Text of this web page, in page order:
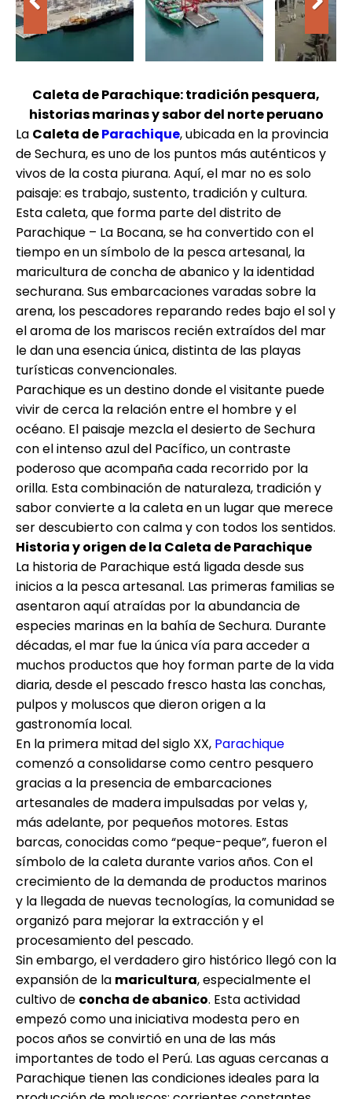
Caleta de Parachique: tradición pesquera,
historias marinas y sabor del norte peruano
La Caleta deParachique, ubicada en la provincia
de Sechura, es uno de los puntos más auténticos y
vivos de la costa piurana. Aquí, el mar no es solo
paisaje: es trabajo, sustento, tradición y cultura.
Esta caleta, que forma parte del distrito de
Parachique – La Bocana, se ha convertido con el
tiempo en un símbolo de la pesca artesanal, la
maricultura de concha de abanico y la identidad
sechurana. Sus embarcaciones varadas sobre la
arena, los pescadores reparando redes bajo el sol y
el aroma de los mariscos recién extraídos del mar
le dan una esencia única, distinta de las playas
turísticas convencionales.
Parachique es un destino donde el visitante puede
vivir de cerca la relación entre el hombre y el
océano. El paisaje mezcla el desierto de Sechura
con el intenso azul del Pacífico, un contraste
poderoso que acompaña cada recorrido por la
orilla. Esta combinación de naturaleza, tradición y
sabor convierte a la caleta en un lugar que merece
ser descubierto con calma y con todos los sentidos.
Historia y origen de la Caleta de Parachique
La historia de Parachique está ligada desde sus
inicios a la pesca artesanal. Las primeras familias se
asentaron aquí atraídas por la abundancia de
especies marinas en la bahía de Sechura. Durante
décadas, el mar fue la única vía para acceder a
muchos productos que hoy forman parte de la vida
diaria, desde el pescado fresco hasta las conchas,
pulpos y moluscos que dieron origen a la
gastronomía local.
En la primera mitad del siglo XX, Parachique
comenzó a consolidarse como centro pesquero
gracias a la presencia de embarcaciones
artesanales de madera impulsadas por velas y,
más adelante, por pequeños motores. Estas
barcas, conocidas como “peque-peque”, fueron el
símbolo de la caleta durante varios años. Con el
crecimiento de la demanda de productos marinos
y la llegada de nuevas tecnologías, la comunidad se
organizó para mejorar la extracción y el
procesamiento del pescado.
Sin embargo, el verdadero giro histórico llegó con la
expansión de la maricultura, especialmente el
cultivo de concha de abanico. Esta actividad
empezó como una iniciativa modesta pero en
pocos años se convirtió en una de las más
importantes de todo el Perú. Las aguas cercanas a
Parachique tienen las condiciones ideales para la